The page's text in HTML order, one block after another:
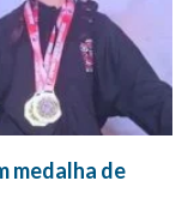
medalha de